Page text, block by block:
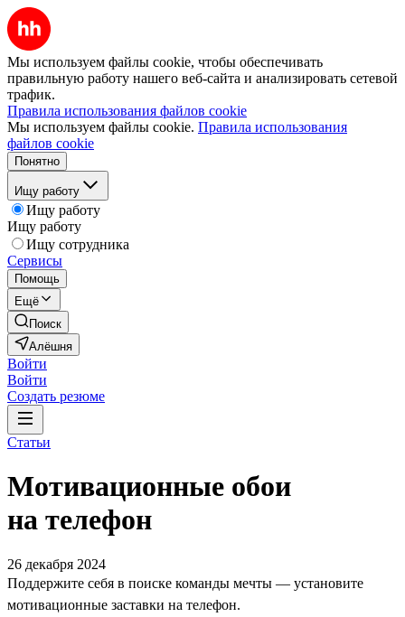
Мы используем файлы cookie, чтобы обеспечивать
правильную работу нашего веб-сайта и анализировать сетевой
трафик.
Правила использования файлов cookie
Мы используем файлы cookie. Правила использования
файлов cookie
Понятно
Ищу работу
Ищу работу
Ищу работу
Ищу сотрудника
Сервисы
Помощь
Ещё
Поиск
Алёшня
Войти
Войти
Создать резюме
Статьи
Мотивационные обои
на телефон
26 декабря 2024
Поддержите себя в поиске команды мечты — установите
мотивационные заставки на телефон.